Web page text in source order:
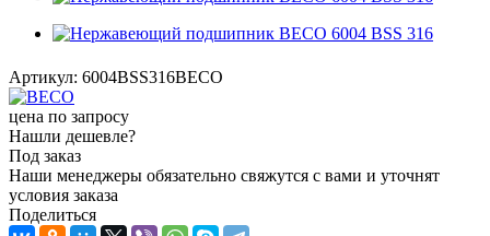
Артикул: 6004BSS316BECO
цена по запросу
Нашли дешевле?
Под заказ
Наши менеджеры обязательно свяжутся с вами и уточнят
условия заказа
Поделиться